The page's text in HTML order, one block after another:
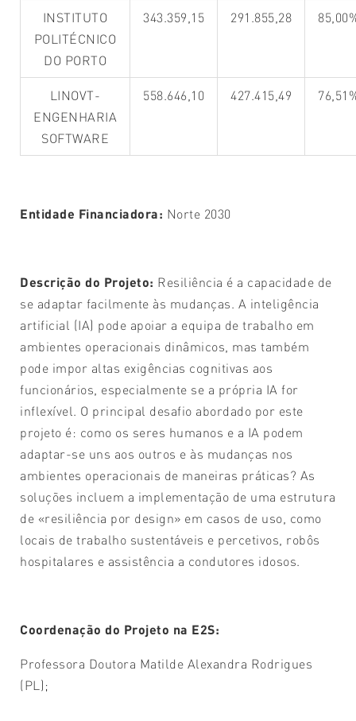
INSTITUTO
POLITÉCNICO
DO PORTO
343.359,15 291.855,28
LINOVT-
ENGENHARIA
SOFTWARE
558.646,10 427.415,49
Entidade Financiadora: Norte 2030
Descrição do Projeto: Resiliência é a capacidade de
se adaptar facilmente às mudanças. A inteligência
artificial (IA) pode apoiar a equipa de trabalho em
ambientes operacionais dinâmicos, mas também
pode impor altas exigências cognitivas aos
funcionários, especialmente se a própria IA for
inflexível. O principal desafio abordado por este
projeto é: como os seres humanos e a IA podem
adaptar-se uns aos outros e às mudanças nos
ambientes operacionais de maneiras práticas? As
soluções incluem a implementação de uma estrutura
de «resiliência por design» em casos de uso, como
locais de trabalho sustentáveis e percetivos, robôs
hospitalares e assistência a condutores idosos.
Coordenação do Projeto na E2S:
Professora Doutora Matilde Alexandra Rodrigues
(PL);